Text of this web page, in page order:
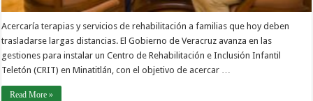
Acercaría terapias y servicios de rehabilitación a familias que hoy deben
trasladarse largas distancias. El Gobierno de Veracruz avanza en las
gestiones para instalar un Centro de Rehabilitación e Inclusión Infantil
Teletón (CRIT) en Minatitlán, con el objetivo de acercar …
Read More »